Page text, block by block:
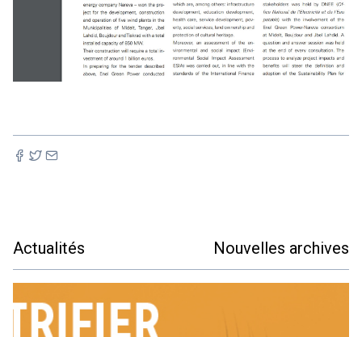
Actualités Nouvelles archives